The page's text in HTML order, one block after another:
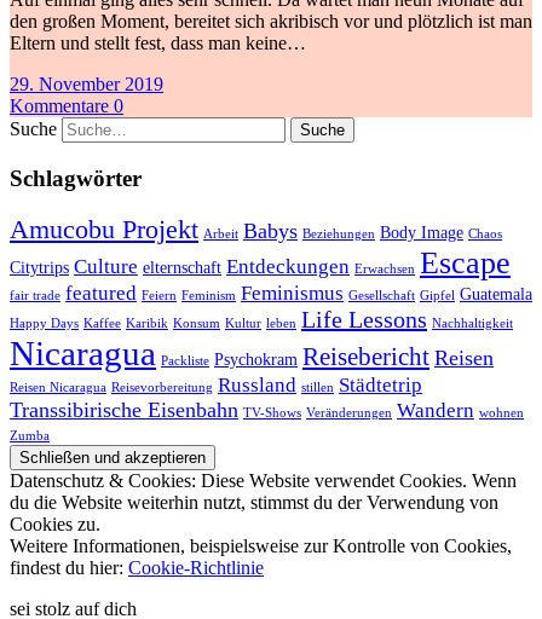
den großen Moment, bereitet sich akribisch vor und plötzlich ist man
Eltern und stellt fest, dass man keine…
29. November 2019
Kommentare 0
Suche
Schlagwörter
Amucobu Projekt Arbeit Babys Beziehungen Body Image Chaos
Citytrips Culture elternschaft Entdeckungen Erwachsen Escape
fair trade featured Feiern Feminism Feminismus Gesellschaft Gipfel Guatemala
Happy Days Kaffee Karibik Konsum Kultur leben Life Lessons Nachhaltigkeit
Nicaragua Packliste Psychokram Reisebericht Reisen
Reisen Nicaragua Reisevorbereitung Russland stillen Städtetrip
Transsibirische Eisenbahn TV-Shows Veränderungen Wandern wohnen
Zumba
Datenschutz & Cookies: Diese Website verwendet Cookies. Wenn
du die Website weiterhin nutzt, stimmst du der Verwendung von
Cookies zu.
Weitere Informationen, beispielsweise zur Kontrolle von Cookies,
findest du hier: Cookie-Richtlinie
sei stolz auf dich